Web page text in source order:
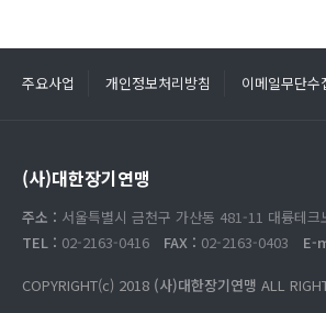
주요사업 개인정보처리방침 이메일무단수
(사)대한장기연맹
주소 : 서울특별시 금천구 가산동 481-11 대륭테
TEL : 02-2163-0416 FAX : 02-2163-0403 E-
COPYRIGHT(c) 2018 (사)대한장기연맹 ALL